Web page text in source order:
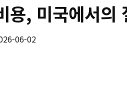
용, 미국에서의
06-02